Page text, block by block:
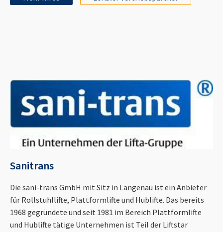
Sanitrans
Die sani-trans GmbH mit Sitz in Langenau ist ein Anbieter
für Rollstuhllifte, Plattformlifte und Hublifte. Das bereits
1968 gegründete und seit 1981 im Bereich Plattformlifte
und Hublifte tätige Unternehmen ist Teil der Liftstar